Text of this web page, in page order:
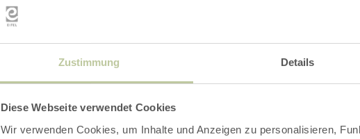
Zustimmung Details
Diese Webseite verwendet Cookies
Wir verwenden Cookies, um Inhalte und Anzeigen zu personalisieren,